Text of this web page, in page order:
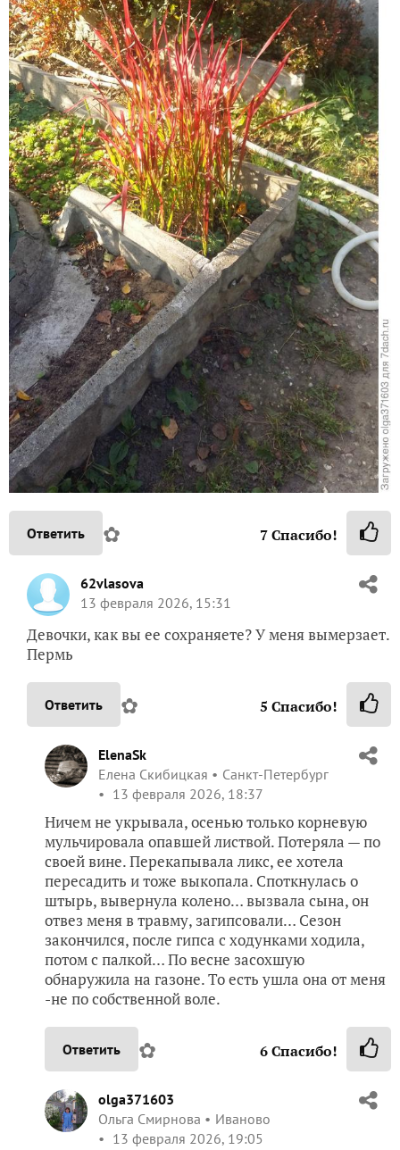
Ответить ✿ 7Спасибо!
62vlasova
13 февраля 2026, 15:31
Девочки, как вы ее сохраняете? У меня вымерзает.
Пермь
Ответить ✿ 5 Спасибо!
ElenaSk
Елена Скибицкая
Санкт-Петербург
13 февраля 2026, 18:37
Ничем не укрывала, осенью только корневую
мульчировала опавшей листвой. Потеряла — по
своей вине. Перекапывала ликс, ее хотела
пересадить и тоже выкопала. Споткнулась о
штырь, вывернула колено… вызвала сына, он
отвез меня в травму, загипсовали… Сезон
закончился, после гипса с ходунками ходила,
потом с палкой… По весне засохшую
обнаружила на газоне. То есть ушла она от меня
-не по собственной воле.
Ответить ✿ 6Спасибо!
olga371603
Ольга Смирнова
Иваново
13 февраля 2026, 19:05